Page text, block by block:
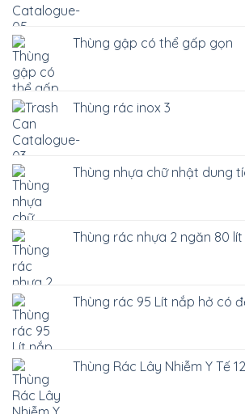
Thùng gập có thể gấp gọn
Thùng rác inox 3
Thùng nhựa chữ nhật dung
Thùng rác nhựa 2 ngăn 80
Thùng rác 95 Lít nắp hở có
Thùng Rác Lây Nhiễm Y Tế